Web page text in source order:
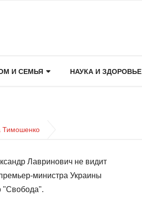
И СЕМЬЯ НАУКА И ЗДОРОВЬЕ
Тимошенко
Лавринович не видит
министра Украины
"Свобода".